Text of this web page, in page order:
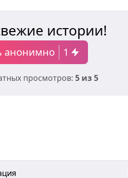
истории!
анонимно 1
просмотров: 5 из 5